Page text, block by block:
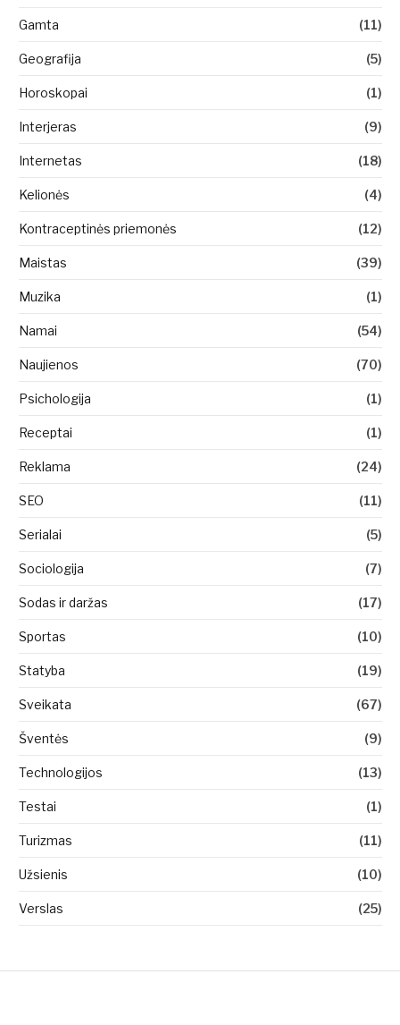
Gamta (11)
Geografija (5)
Horoskopai (1)
Interjeras (9)
Internetas (18)
Kelionės (4)
Kontraceptinės priemonės (12)
Maistas (39)
Muzika (1)
Namai (54)
Naujienos (70)
Psichologija (1)
Receptai (1)
Reklama (24)
SEO (11)
Serialai (5)
Sociologija (7)
Sodas ir daržas (17)
Sportas (10)
Statyba (19)
Sveikata (67)
Šventės (9)
Technologijos (13)
Testai (1)
Turizmas (11)
Užsienis (10)
Verslas (25)